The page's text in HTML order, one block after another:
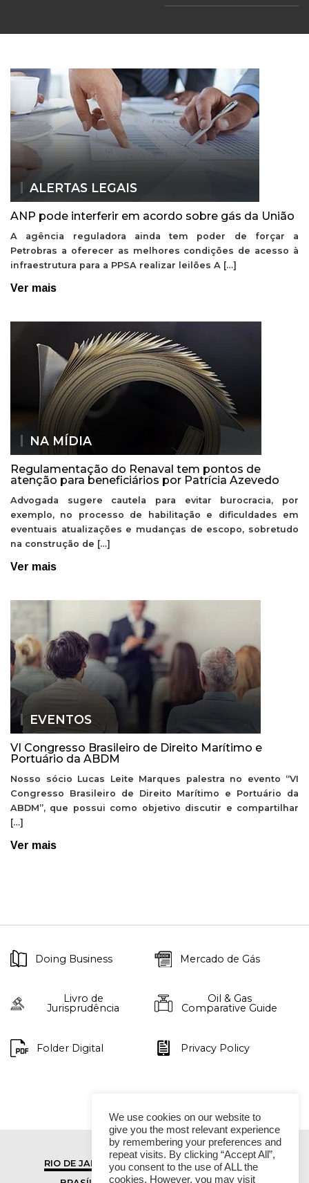
ALERTAS LEGAIS
ANP pode interferir em acordo sobre gás da União
A agência reguladora ainda tem poder de forçar a
Petrobras a oferecer as melhores condições de acesso à
infraestrutura para a PPSA realizar leilões A […]
Ver mais
NA MÍDIA
Regulamentação do Renaval tem pontos de
atenção para beneficiários por Patrícia Azevedo
Advogada sugere cautela para evitar burocracia, por
exemplo, no processo de habilitação e dificuldades em
eventuais atualizações e mudanças de escopo, sobretudo
na construção de […]
Ver mais
EVENTOS
VI Congresso Brasileiro de Direito Marítimo e
Portuário da ABDM
Nosso sócio Lucas Leite Marques palestra no evento “VI
Congresso Brasileiro de Direito Marítimo e Portuário da
ABDM”, que possui como objetivo discutir e compartilhar
[…]
Ver mais
Doing Business Mercado de Gás
Livro de
Jurisprudência
Oil & Gas
Comparative Guide
Folder Digital Privacy Policy
RIO DE JANEIRO
SÃO PAULO
We use cookies on our website to
give you the most relevant experience
by remembering your preferences and
repeat visits. By clicking “Accept All”,
you consent to the use of ALL the
cookies. However, you may visit